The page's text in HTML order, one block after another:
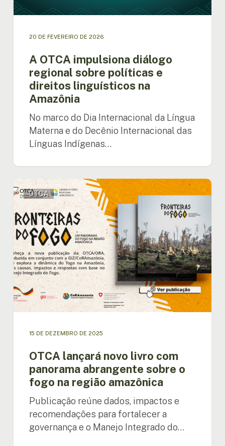
Amazônia
20 DE FEVEREIRO DE 2026
A OTCA impulsiona diálogo
regional sobre políticas e
direitos linguísticos na
Amazônia
No marco do Dia Internacional da Língua
Materna e do Decênio Internacional das
Línguas Indígenas…
OTCA
lançará
novo
livro
com
panorama
abrangente
sobre
o
fogo
na
região
OTCA
15 DE DEZEMBRO DE 2025
OTCA lançará novo livro com
panorama abrangente sobre o
fogo na região amazônica
Publicação reúne dados, impactos e
recomendações para fortalecer a
governança e o Manejo Integrado do…